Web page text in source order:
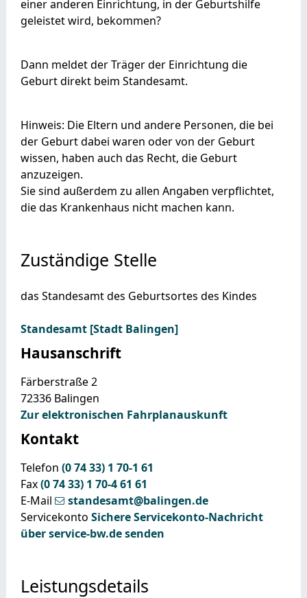
einer anderen Einrichtung, in der Geburtshilfe
geleistet wird, bekommen?
Dann meldet der Träger der Einrichtung die
Geburt direkt beim Standesamt.
Hinweis: Die Eltern und andere Personen, die bei
der Geburt dabei waren oder von der Geburt
wissen, haben auch das Recht, die Geburt
anzuzeigen.
Sie sind außerdem zu allen Angaben verpflichtet,
die das Krankenhaus nicht machen kann.
Zuständige Stelle
das Standesamt des Geburtsortes des Kindes
Standesamt [Stadt Balingen]
Hausanschrift
Färberstraße 2
72336 Balingen
Zur elektronischen Fahrplanauskunft
Kontakt
Telefon (07433) 1 70-1 61
Fax(07433) 1 70-461 61
E-Mail
standesamt@balingen.de
Servicekonto Sichere Servicekonto-Nachricht
über service-bw.de senden
Leistungsdetails